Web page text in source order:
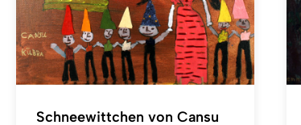
Schneewittchen von Cansu